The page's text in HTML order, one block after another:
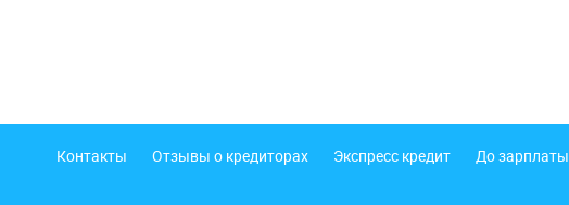
Подвал
Контакты Отзывы о кредиторах Экспресс кредит До зарплаты